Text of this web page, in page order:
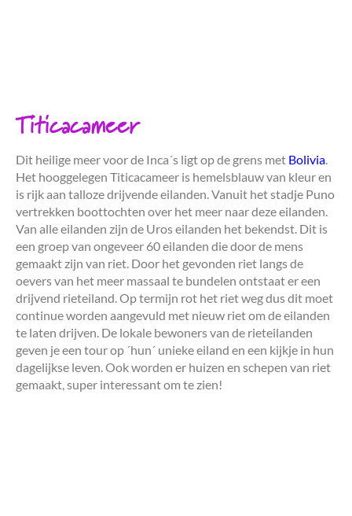
Titicacameer
Dit heilige meer voor de Inca´s ligt op de grens met Bolivia
Het hooggelegen Titicacameer is hemelsblauw van kleur en
is rijk aan talloze drijvende eilanden. Vanuit het stadje Puno
vertrekken boottochten over het meer naar deze eilanden.
Van alle eilanden zijn de Uros eilanden het bekendst. Dit is
een groep van ongeveer 60 eilanden die door de mens
gemaakt zijn van riet. Door het gevonden riet langs de
oevers van het meer massaal te bundelen ontstaat er een
drijvend rieteiland. Op termijn rot het riet weg dus dit moet
continue worden aangevuld met nieuw riet om de eilanden
te laten drijven. De lokale bewoners van de rieteilanden
geven je een tour op ´hun´ unieke eiland en een kijkje in hun
dagelijkse leven. Ook worden er huizen en schepen van riet
gemaakt, super interessant om te zien!